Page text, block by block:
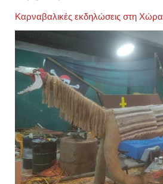
Καρναβαλικές εκδηλώσεις στη Χώρα